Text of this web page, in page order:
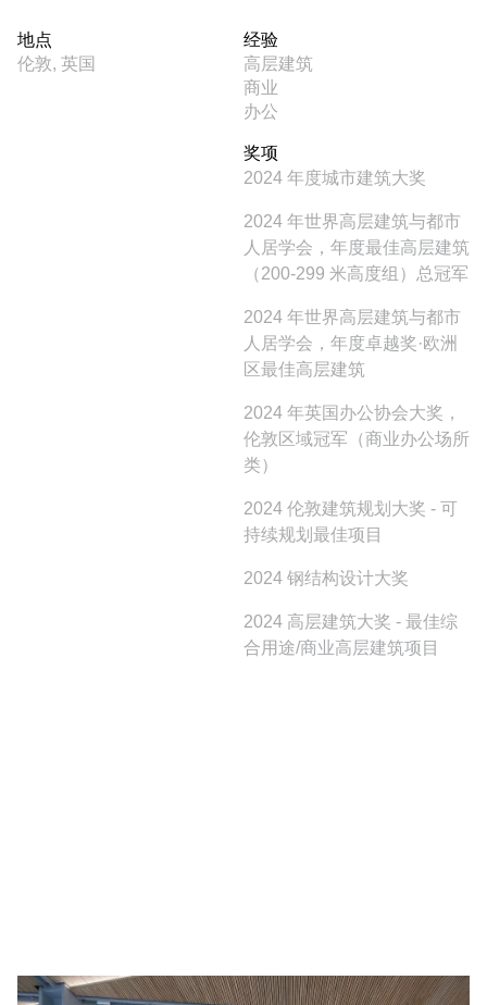
地点
伦敦, 英国
经验
高层建筑
商业
办公
奖项
2024 年度城市建筑大奖
2024 年世界高层建筑与都市
人居学会，年度最佳高层建筑
（200-299 米高度组）总冠军
2024 年世界高层建筑与都市
人居学会，年度卓越奖·欧洲
区最佳高层建筑
2024 年英国办公协会大奖，
伦敦区域冠军（商业办公场所
类）
2024 伦敦建筑规划大奖 - 可
持续规划最佳项目
2024 钢结构设计大奖
2024 高层建筑大奖 - 最佳综
合用途/商业高层建筑项目